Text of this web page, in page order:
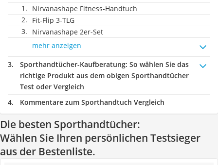
Nirvanashape Fitness-Handtuch
Fit-Flip 3-TLG
Nirvanashape 2er-Set
mehr anzeigen
Sporthandtücher-Kaufberatung: So wählen Sie das
richtige Produkt aus dem obigen Sporthandtücher
Test oder Vergleich
Kommentare zum Sporthandtuch Vergleich
Die besten Sporthandtücher:
Wählen Sie Ihren persönlichen Testsieger
aus der Bestenliste.